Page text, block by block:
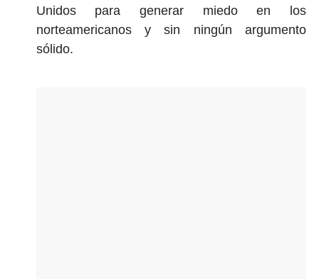
Unidos para generar miedo en los
norteamericanos y sin ningún argumento
sólido.